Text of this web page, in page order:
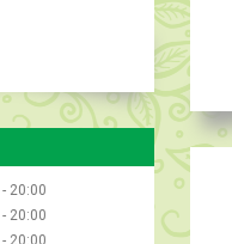
20:00
20:00
20:00